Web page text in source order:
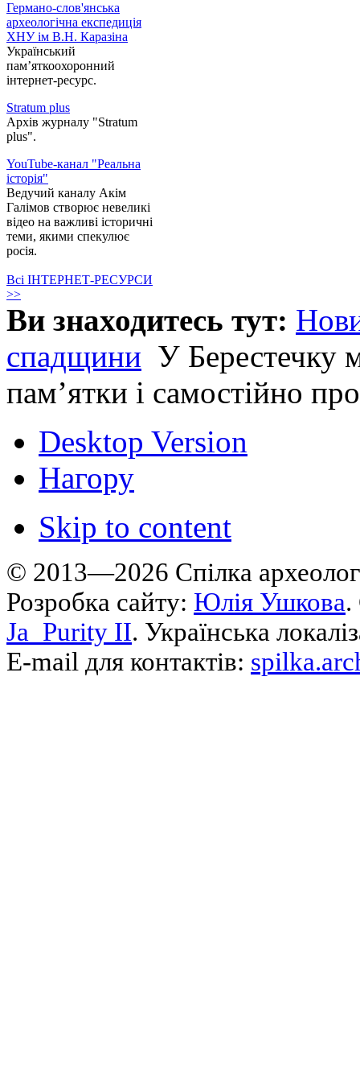
Германо-слов'янська
археологічна експедиція
ХНУ ім В.Н. Каразіна
Український
пам’яткоохоронний
інтернет-ресурс.
Stratum plus
Архів журналу "Stratum
plus".
YouTube-канал "Реальна
історія"
Ведучий каналу Акім
Галімов створює невеликі
відео на важливі історичні
теми, якими спекулює
росія.
Всі ІНТЕРНЕТ-РЕСУРСИ
>>
Ви знаходитесь тут:
спадщини У Берестечку
пам’ятки і самостійно
Desktop Version
Нагору
Skip to content
© 2013—2026 Cпілка
Розробка сайту: Юлія Ушкова.
Ja_Purity II. Українська
E-mail для контактів: